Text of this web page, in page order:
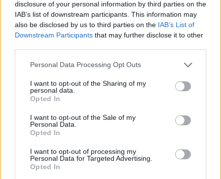
disclosure of your personal information by third parties on the
IAB’s list of downstream participants. This information may
also be disclosed by us to third parties on the IAB’s List of
Downstream Participants that may further disclose it to other
Personal Data Processing Opt Outs
I want to opt-out of the Sharing of my
personal data.
Opted In
I want to opt-out of the Sale of my
Personal Data.
Opted In
I want to opt-out of processing my
Personal Data for Targeted Advertising.
Opted In
Ideāli skābēti, mazsālīti un svaigi: 7 gurķu
laika receptes iesaka Latvijā populāri
ļaudis
ZAĻI DOMĀT